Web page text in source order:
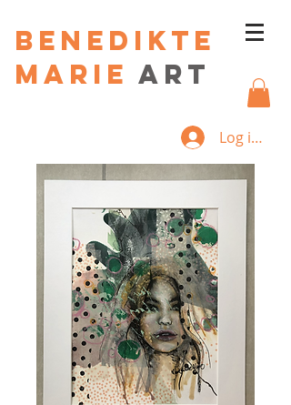
Benedikte
Marie art
Log ind